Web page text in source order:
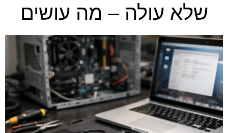
שלא עולה – מה עושים